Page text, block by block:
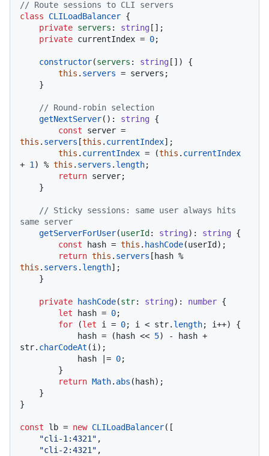
// Route sessions to CLI servers
class
CLILoadBalancer {
private servers : string [];
private currentIndex = 0;
constructor(servers : string [] ) {
this . servers = servers;
// Round-robin selection
getNextServer(): string {
const
this . servers [this . currentIndex];
this . currentIndex = (this . currentIndex
+ 1 ) % this . servers . length;
return server;
// Sticky sessions: same user always hits
same server
getServerForUser(userId : string): string {
const hash = this . hashCode(userId);
return this . servers
this . servers . length];
private hashCode(str: string): number {
let hash = 0;
for (let i = 0; i < str. length; i++) {
            hash = (hash <<
5) - hash +
str. charCodeAt (i);
            hash |=
0;
return Math. abs (hash);
}
const lb = new CLILoadBalancer([
"cli-1:4321" ,
"cli-2:4321" ,